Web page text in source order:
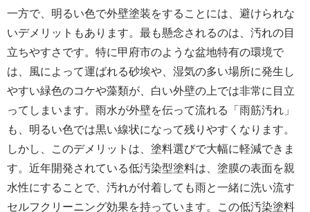
一方で、明るい色で外壁塗装をすることには、避けられな
いデメリットもあります。最も懸念されるのは、汚れの目
立ちやすさです。特に甲府市のような盆地特有の環境で
は、風によって運ばれる砂埃や、湿気の多い場所に発生し
やすい緑色のコケや藻類が、白い外壁の上では非常に目立
ってしまいます。雨水が外壁を伝って流れる「雨筋汚れ」
も、明るい色では黒い線状になって残りやすくなります。
しかし、このデメリットは、塗料選びで大幅に軽減できま
す。近年開発されている低汚染型塗料は、塗膜の表面を親
水性にすることで、汚れが付着しても雨と一緒に洗い流す
セルフクリーニング効果を持っています。この低汚染塗料